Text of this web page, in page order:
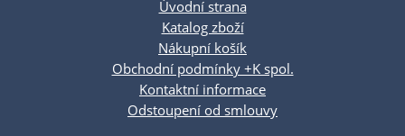
Úvodní strana
Katalog zboží
Nákupní košík
Obchodní podmínky +K spol.
Kontaktní informace
Odstoupení od smlouvy